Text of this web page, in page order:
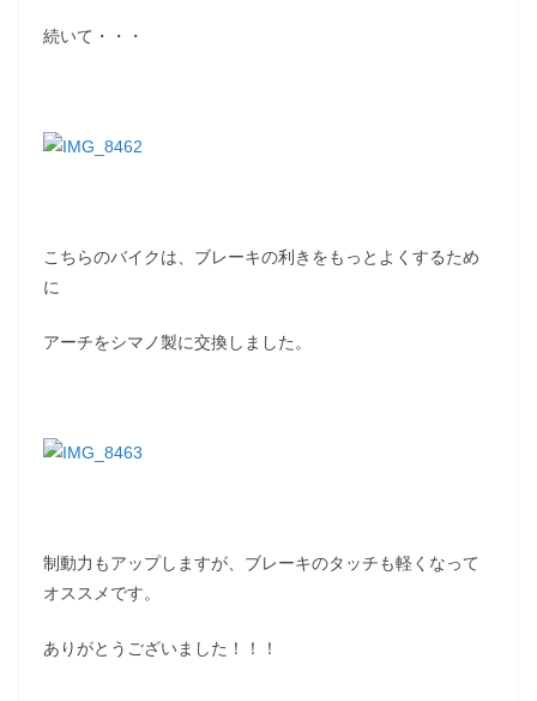
続いて・・・
こちらのバイクは、ブレーキの利きをもっとよくするため
に
アーチをシマノ製に交換しました。
制動力もアップしますが、ブレーキのタッチも軽くなって
オススメです。
ありがとうございました！！！